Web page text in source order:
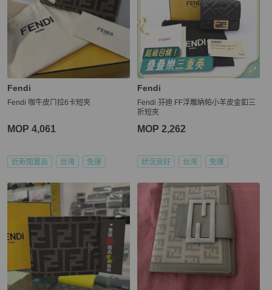
Fendi
Fendi 咖牛皮ㄇ拉6卡短夾
MOP 4,061
近新閒置品 台灣 免運
Fendi
Fendi 芬迪 FF浮雕納帕小羊皮金釦三
折短夾
MOP 2,262
狀況良好 台灣 免運